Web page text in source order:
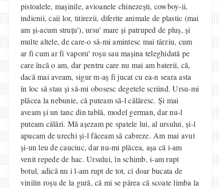
pistoalele, mașinile, avioanele chinezești, cowboy-ii,
indienii, caii lor, titirezii, diferite animale de plastic (mai
am și-acum struțu'), ursu' mare și patruped de pluș, și
multe altele, de care-o să-mi amintesc mai târziu, cum
ar fi cum ar fi vaporu' roșu sau mașina teleghidată pe
care încă o am, dar pentru care nu mai am baterii, că,
dacă mai aveam, sigur m-aș fi jucat cu ea-n seara asta
în loc să stau și să-mi obosesc degetele scriind. Ursu-mi
plăcea la nebunie, că puteam să-l călăresc. Și mai
aveam și un tanc din tablă, model german, dar nu-l
puteam călări. Mă așezam pe spatele lui, al ursului, și-l
apucam de urechi și-l făceam să cabreze. Am mai avut
și-un leu de cauciuc, dar nu-mi plăcea, așa că i-am
venit repede de hac. Ursului, în schimb, i-am rupt
botul, adică nu i l-am rupt de tot, ci doar bucata de
vinilin roșu de la gură, că mi se părea că scoate limba la